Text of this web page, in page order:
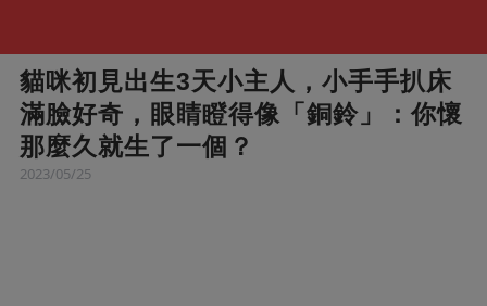
貓咪初見出生3天小主人，小手手扒床
滿臉好奇，眼睛瞪得像「銅鈴」：你懷
那麼久就生了一個？
2023/05/25